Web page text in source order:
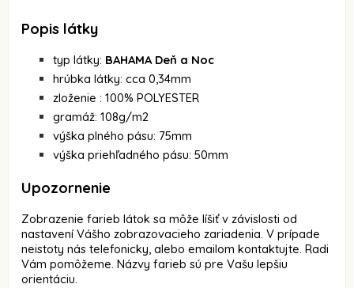
Popis látky
typ látky: BAHAMA Deň a Noc
hrúbka látky: cca 0,34mm
zloženie : 100% POLYESTER
gramáž: 108g/m2
výška plného pásu: 75mm
výška priehľadného pásu: 50mm
Upozornenie
Zobrazenie farieb látok sa môže líšiť v závislosti od
nastavení Vášho zobrazovacieho zariadenia. V prípade
neistoty nás telefonicky, alebo emailom kontaktujte. Radi
Vám pomôžeme. Názvy farieb sú pre Vašu lepšiu
orientáciu.